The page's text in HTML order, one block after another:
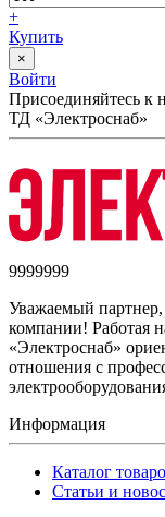
+
Купить
×
Войти
Присоединяйтесь к
ТД «Электроснаб»
9999999
Уважаемый партнер,
компании! Работая
«Электроснаб»
отношения с
Информация
Каталог
Статьи и